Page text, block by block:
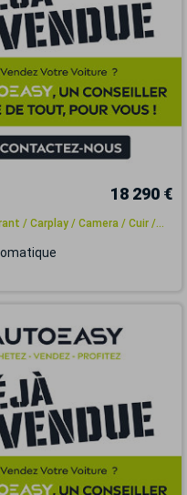
18 290 €
/ Carplay / Camera / Cuir /...